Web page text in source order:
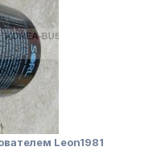
Leon1981